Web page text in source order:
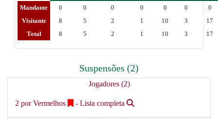
Mandante 0 0 0 0 0 0
0
Visitante
8 5 2 1 10 3
17
Total
8 5 2 1 10 3 17
Suspensões (2)
Jogadores (2)
2 por Vermelhos - Lista completa